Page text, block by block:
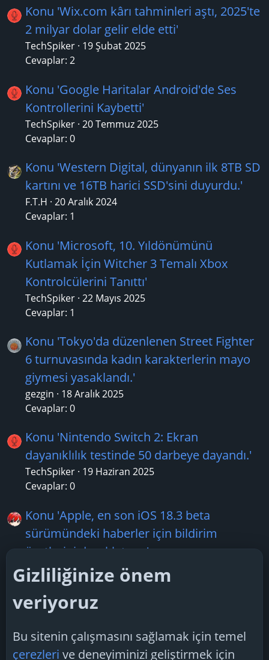
Konu 'Wix.com kârı tahminleri aştı, 2025'te
2 milyar dolar gelir elde etti'
TechSpiker 19 Şubat 2025
Cevaplar: 2
Konu 'Google Haritalar Android'de Ses
Kontrollerini Kaybetti'
TechSpiker 20 Temmuz 2025
Cevaplar: 0
Konu 'Western Digital, dünyanın ilk 8TB SD
kartını ve 16TB harici SSD'sini duyurdu.'
F.T.H 20 Aralık 2024
Cevaplar: 1
Konu 'Microsoft, 10. Yıldönümünü
Kutlamak İçin Witcher 3 Temalı Xbox
Kontrolcülerini Tanıttı'
TechSpiker 22 Mayıs 2025
Cevaplar: 1
Konu 'Tokyo'da düzenlenen Street Fighter
6 turnuvasında kadın karakterlerin mayo
giymesi yasaklandı.'
gezgin
18 Aralık 2025
Cevaplar: 0
Konu 'Nintendo Switch 2: Ekran
dayanıklılık testinde 50 darbeye dayandı.'
TechSpiker 19 Haziran 2025
Cevaplar: 0
Konu 'Apple, en son iOS 18.3 beta
sürümündeki haberler için bildirim
özetlerini duraklatıyor'
Boreas28 17 Ocak 2025
Cevaplar: 3
Konu 'Yandex, akıllı hoparlör Station Mini
3'ün satışını başlattı'
TechSpiker
23 Temmuz 2025
Gizliliğinize önem
veriyoruz
Bu sitenin çalışmasını sağlamak için temel
çerezleri ve deneyiminizi geliştirmek için